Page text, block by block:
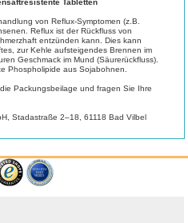
Tabletten
von Reflux-Symptomen (z.B.
Reflux ist der Rückfluss von
entzünden kann. Dies kann
zur Kehle aufsteigendes Brennen im
Geschmack im Mund (Säurerückfluss).
Phospholipide aus Sojabohnen.
Packungsbeilage und fragen Sie Ihre
Stadastraße 2–18, 61118 Bad Vilbel